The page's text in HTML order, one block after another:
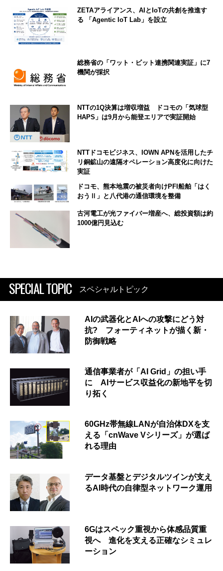
ZETAアライアンス、AIとIoTの共創を推進す
る 「Agentic IoT Lab」を設立
総務省の「ワット・ビット連携関連実証」に7
機関が採択
NTTの1Q決算は増収増益 ドコモの「気球型
HAPS」は9月から能登エリアで実証開始
NTTドコモビジネス、IOWN APNを活用したチ
リ銅鉱山の遠隔オペレーション高度化に向けた
実証
ドコモ、熊本地震の被災者向けPFI船舶「はく
おうⅡ」と八代港の通信環境を整備
古河電工が光ファイバー増産へ、総投資額は約
1000億円見込む
SPECIAL TOPIC スペシャルトピック
AIの武器化とAIへの攻撃にどう対
抗? フォーティネットが描く新・
防御戦略
通信事業者が「AI Grid」の担い手
に AIサービス収益化の新地平を切
り拓く
60GHz帯無線LANが自治体DXを支
える「cnWave Vシリーズ」が選ば
れる理由
データ基盤とデジタルツインが支え
るAI時代の自律型ネットワーク運用
6Gはスペック重視から体感品質重
視へ 進化を支える正確なシミュレ
ーション